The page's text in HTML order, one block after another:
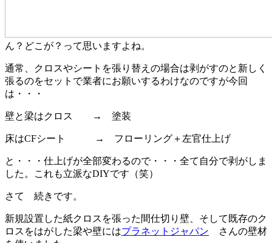
ん？どこが？って思いますよね。
通常、クロスやシートを張り替えの場合は剥がすのと新しく
張るのをセットで業者にお願いするわけなのですが今回
は・・・
壁と梁はクロス → 塗装
床はCFシート → フローリング＋左官仕上げ
と・・・仕上げが全部変わるので・・・全て自分で剥がしま
した。これも立派なDIYです（笑）
さて 続きです。
新規設置した紙クロスを張った間仕切り壁、そして既存のク
ロスをはがした梁や壁にはプラネットジャパン さんの壁材